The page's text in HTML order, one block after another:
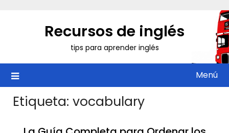
Recursos de inglés
tips para aprender inglés
Menú
Etiqueta: vocabulary